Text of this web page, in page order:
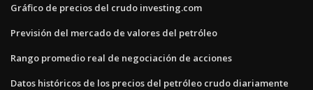
Gráfico de precios del crudo investing.com
Previsión del mercado de valores del petróleo
Rango promedio real de negociación de acciones
Datos históricos de los precios del petróleo crudo diariamente